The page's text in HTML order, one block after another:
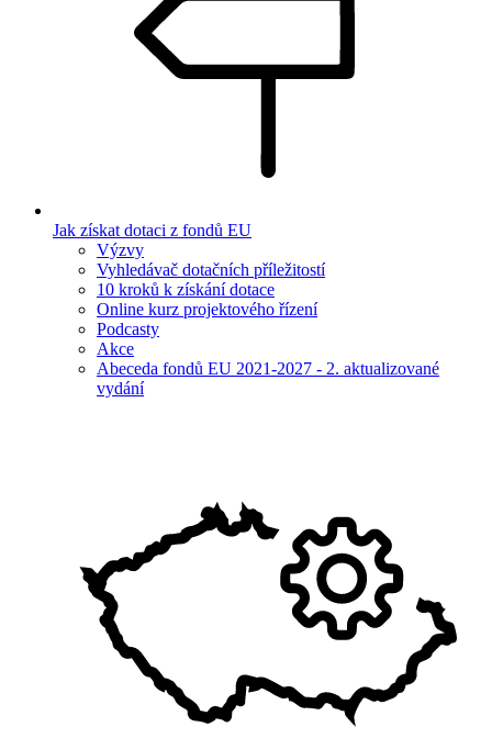
Jak získat dotaci z fondů EU
Výzvy
Vyhledávač dotačních příležitostí
10 kroků k získání dotace
Online kurz projektového řízení
Podcasty
Akce
Abeceda fondů EU 2021-2027 - 2. aktualizované
vydání